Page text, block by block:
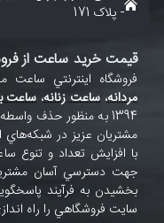
- پلاک 171
قیمت خرید ساعت از
فروشگاه اينترنتي
مردانه، ساعت زنانه، ساعت
1394 به منظور حذف
مشتريان عزيز در شبکه‌هاي
با افزايش تعداد و تنوع
جهت دسترسي آسان
بخشيدن به فرآيند
سايت فروشگاهي را راه